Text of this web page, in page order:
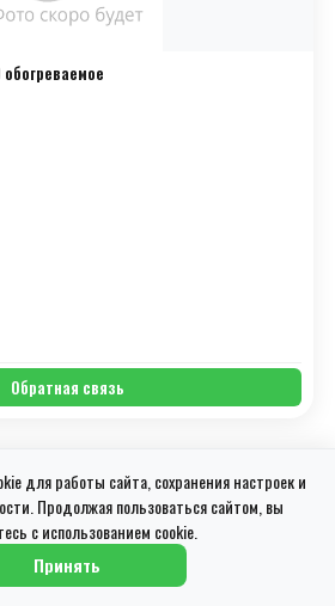
Обратная связь
для работы сайта, сохранения настроек и
Продолжая пользоваться сайтом, вы
с использованием cookie.
Принять